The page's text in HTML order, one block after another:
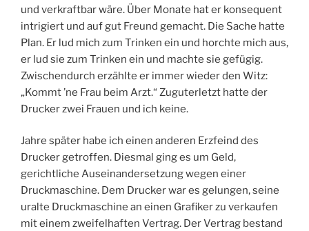
und verkraftbar wäre. Über Monate hat er konsequent
intrigiert und auf gut Freund gemacht. Die Sache hatte
Plan. Er lud mich zum Trinken ein und horchte mich aus,
er lud sie zum Trinken ein und machte sie gefügig.
Zwischendurch erzählte er immer wieder den Witz:
„Kommt ’ne Frau beim Arzt.“ Zuguterletzt hatte der
Drucker zwei Frauen und ich keine.
Jahre später habe ich einen anderen Erzfeind des
Drucker getroffen. Diesmal ging es um Geld,
gerichtliche Auseinandersetzung wegen einer
Druckmaschine. Dem Drucker war es gelungen, seine
uralte Druckmaschine an einen Grafiker zu verkaufen
mit einem zweifelhaften Vertrag. Der Vertrag bestand